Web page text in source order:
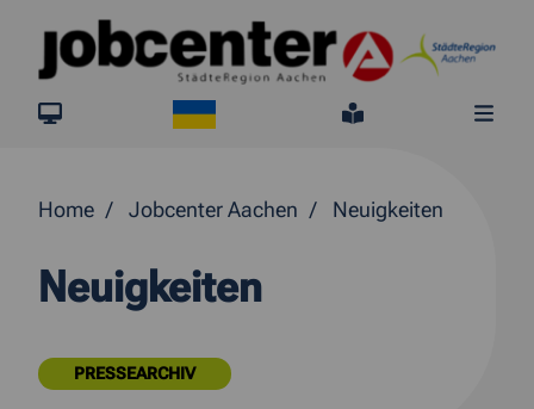
Springe direkt zum Inhalt
jobcenter.digital
Leichte
Home Jobcenter Aachen Neuigkeiten
Neuigkeiten
PRESSEARCHIV